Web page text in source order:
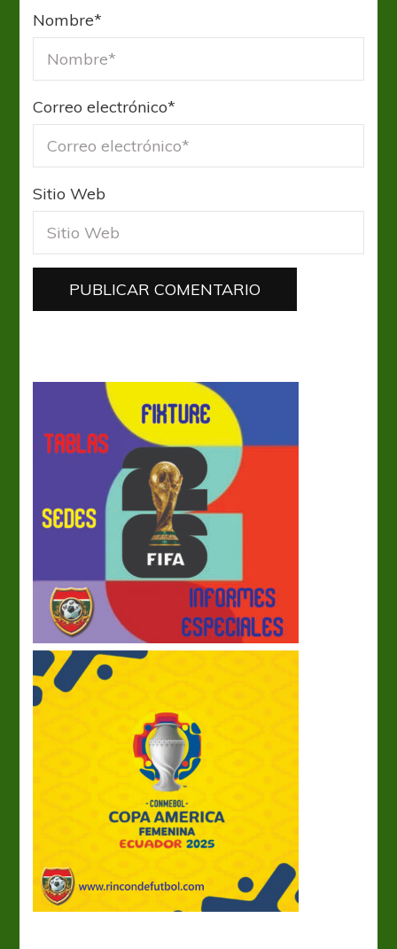
Nombre*
Correo electrónico*
Sitio Web